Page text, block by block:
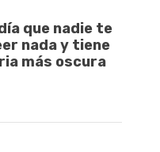
que nadie te
nada y tiene
más oscura